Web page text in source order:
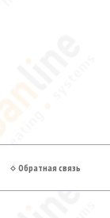
Обратная связь